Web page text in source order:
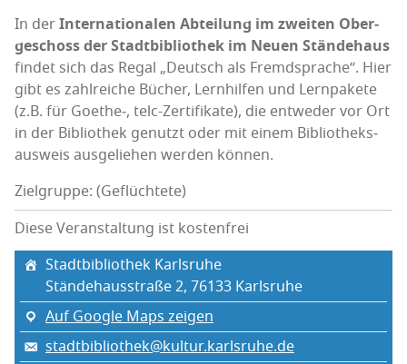
In derInter­na­tio­na­len Abtei­lung im zwei­ten Ober­
ge­schoss der Stadt­bi­blio­thek im Neu­en Stän­de­haus
fin­det sich das Regal „Deutsch als Fremd­spra­che“. Hier
gibt es zahl­rei­che Bücher, Lern­hil­fen und Lern­pa­ke­te
(z.B. für Goethe‑, telc-Zer­ti­fi­ka­te), die ent­we­der vor Ort
in der Biblio­thek genutzt oder mit einem Biblio­theks­
aus­weis aus­ge­lie­hen wer­den können.
Zielgruppe: (Geflüchtete)
Diese Veranstaltung ist kostenfrei
Stadt­bi­blio­thek Karlsruhe
Stän­de­haus­stra­ße 2, 76133 Karls­ru­he
Auf Google Maps zeigen
stadtbibliothek@kultur.karlsruhe.de